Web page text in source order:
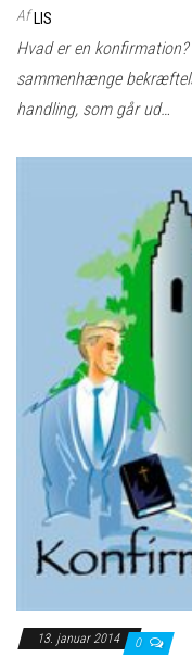
Af LIS
Hvad er en
sammenhænge
handling, som går ud…
13. januar 2014 0